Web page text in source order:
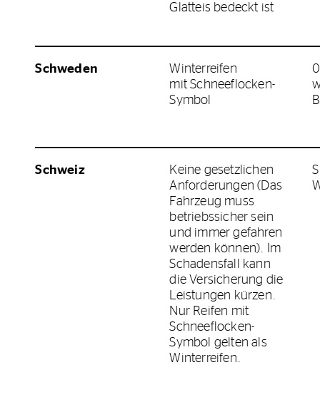
Glatteis bedeckt ist
Schweden
Winterreifen
mit Schneeflocken-
Symbol
Schweiz
Keine gesetzlichen
Anforderungen (Das
Fahrzeug muss
betriebssicher sein
und immer gefahren
werden können). Im
Schadensfall kann
die Versicherung die
Leistungen kürzen.
Nur Reifen mit
Schneeflocken-
Symbol gelten als
Winterreifen.